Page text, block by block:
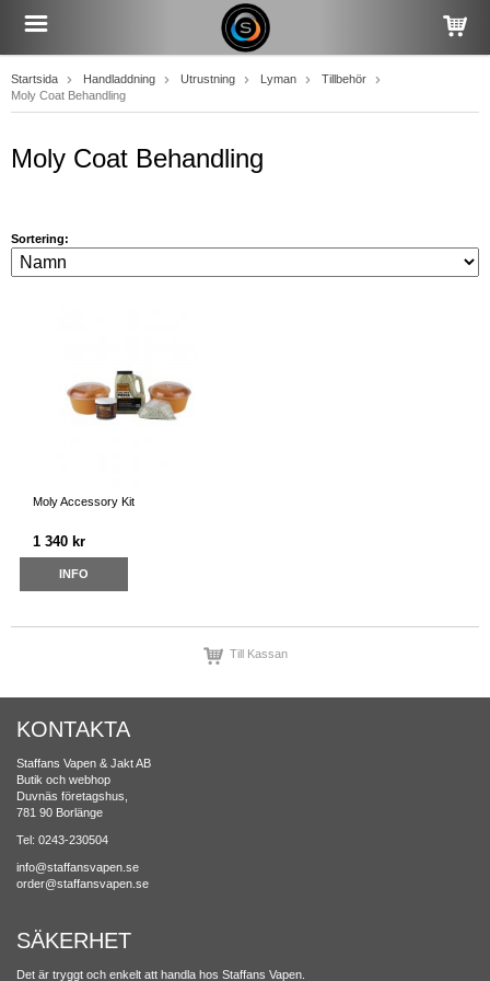
Startsida Handladdning Utrustning Lyman
Tillbehör
Moly Coat Behandling
Moly Coat Behandling
Sortering:
Moly Accessory Kit
1 340 kr
INFO
Till Kassan
KONTAKTA
Staffans Vapen & Jakt AB
Butik och webhop
Duvnäs företagshus,
781 90 Borlänge
Tel: 0243-230504
info@staffansvapen.se
order@staffansvapen.se
SÄKERHET
Det är tryggt och enkelt att handla hos Staffans Vapen.